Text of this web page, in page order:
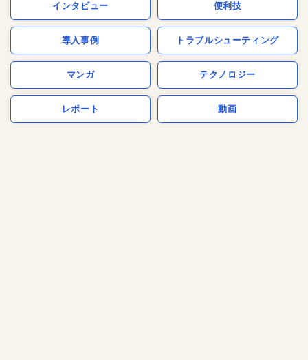
インタビュー 便利技
導入事例 トラブルシューティング
マンガ テクノロジー
レポート 動画